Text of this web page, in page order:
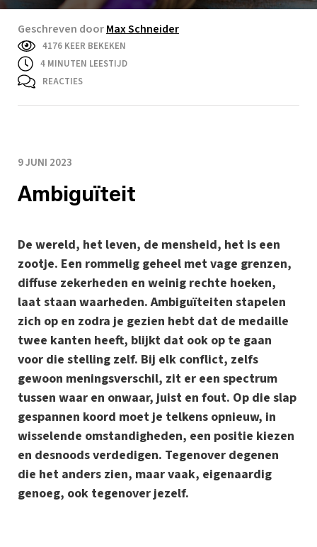
Geschreven doorMax Schneider
4176 KEER BEKEKEN
4 MINUTEN LEESTIJD
REACTIES
9 JUNI 2023
Ambiguïteit
De wereld, het leven, de mensheid, het is een
zootje. Een rommelig geheel met vage grenzen,
diffuse zekerheden en weinig rechte hoeken,
laat staan waarheden. Ambiguïteiten stapelen
zich op en zodra je gezien hebt dat de medaille
twee kanten heeft, blijkt dat ook op te gaan
voor die stelling zelf. Bij elk conflict, zelfs
gewoon meningsverschil, zit er een spectrum
tussen waar en onwaar, juist en fout. Op die slap
gespannen koord moet je telkens opnieuw, in
wisselende omstandigheden, een positie kiezen
en desnoods verdedigen. Tegenover degenen
die het anders zien, maar vaak, eigenaardig
genoeg, ook tegenover jezelf.